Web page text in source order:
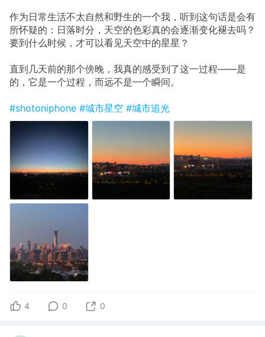
作为日常生活不太自然和野生的一个我，听到这句话是会有
所怀疑的：日落时分，天空的色彩真的会逐渐变化褪去吗？
要到什么时候，才可以看见天空中的星星？
直到几天前的那个傍晚，我真的感受到了这一过程——是
的，它是一个过程，而远不是一个瞬间。
#shotoniphone #城市星空 #城市追光
4 0 0